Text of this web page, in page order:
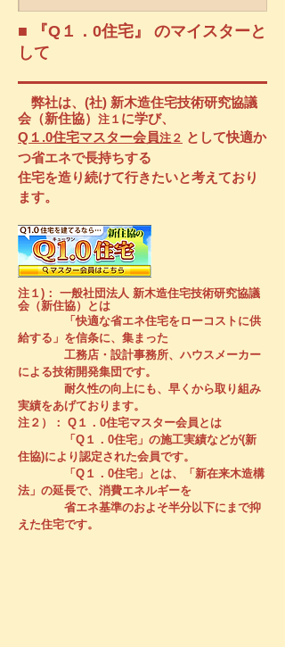
​■ 『Q１．0住宅』 のマイスターと
して
弊社は、(社) 新木造住宅技術研究協議
会（新住協） 注１ に学び、
Q１.0住宅マスター会員注２ として快適か
つ省エネで長持ちする
住宅を造り続けて行きたいと考えており
ます。
​注１)： 一般社団法人 新木造住宅技術研究協議
会（新住協）とは
「快適な省エネ住宅をローコストに供
給する」を信条に、集まった
工務店・設計事務所、ハウスメーカー
による技術開発集団です。
耐久性の向上にも、早くから取り組み
実績をあげております。
注２）： Q１．0住宅マスター会員とは
「Q１．0住宅」の施工実績などが(新
住協)により認定された会員です。
「Q１．0住宅」とは、「新在来木造構
法」の延長で、消費エネルギーを
​ 省エネ基準のおよそ半分以下にまで抑
えた住宅です。